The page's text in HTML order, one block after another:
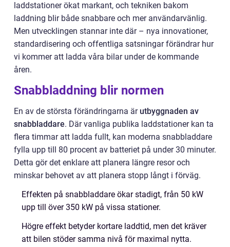
laddstationer ökat markant, och tekniken bakom
laddning blir både snabbare och mer användarvänlig.
Men utvecklingen stannar inte där – nya innovationer,
standardisering och offentliga satsningar förändrar hur
vi kommer att ladda våra bilar under de kommande
åren.
Snabbladdning blir normen
En av de största förändringarna är utbyggnaden av
snabbladdare. Där vanliga publika laddstationer kan ta
flera timmar att ladda fullt, kan moderna snabbladdare
fylla upp till 80 procent av batteriet på under 30 minuter.
Detta gör det enklare att planera längre resor och
minskar behovet av att planera stopp långt i förväg.
Effekten på snabbladdare ökar stadigt, från 50 kW
upp till över 350 kW på vissa stationer.
Högre effekt betyder kortare laddtid, men det kräver
att bilen stöder samma nivå för maximal nytta.